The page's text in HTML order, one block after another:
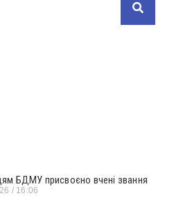
БДМУ присвоєно вчені звання
16:06